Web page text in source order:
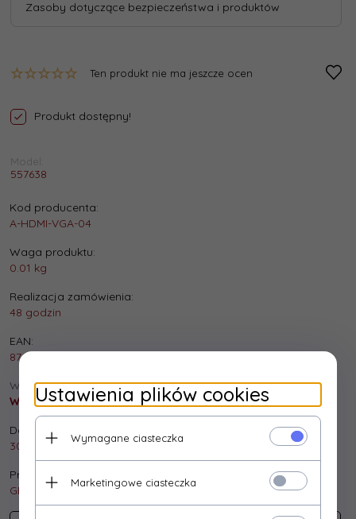
Zasoby dotyczące bezpieczeństwa i produktów
Ten produkt nie ma jeszcze ocen
Produkt dostępny!
Model:
557638
Kod producenta:
A-HDMI-VGA-04
Waga produktu:
0.01 kg
Realizacja zamówienia:
48 godzin
EAN:
8716309090384
Wysyłka:
Wysyłka gratis!
Dostępna ilość:
30 szt.
Producent:
GEMBIRD
Ustawienia plików cookies
Wymagane ciasteczka
Marketingowe ciasteczka